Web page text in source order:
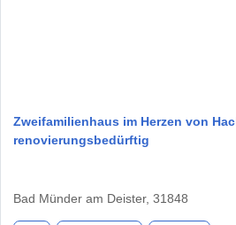
Zweifamilienhaus im Herzen von
renovierungsbedürftig
Bad Münder am Deister, 31848